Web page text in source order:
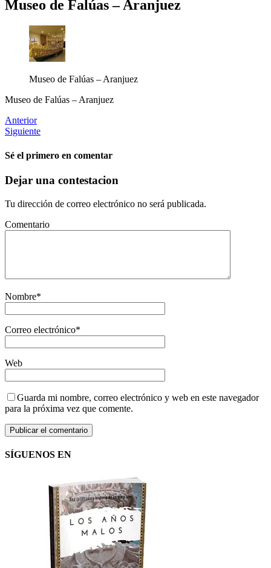
Museo de Falúas – Aranjuez
Museo de Falúas – Aranjuez
Museo de Falúas – Aranjuez
Anterior
Siguiente
Sé el primero en comentar
Dejar una contestacion
Tu dirección de correo electrónico no será publicada.
Comentario
Nombre*
Correo electrónico*
Web
Guarda mi nombre, correo electrónico y web en este navegador
para la próxima vez que comente.
SÍGUENOS EN